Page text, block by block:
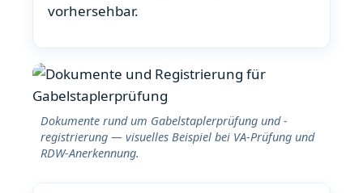
vorhersehbar.
Dokumente rund um Gabelstaplerprüfung und -
registrierung — visuelles Beispiel bei VA-Prüfung und
RDW-Anerkennung.